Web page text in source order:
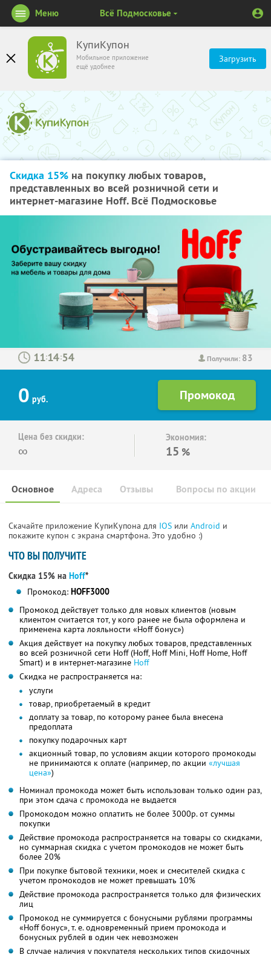
КупиКупон
Мобильное приложение
ещё удобнее
Загрузить
Меню Всё Подмосковье
Скидка 15% на покупку любых товаров,
представленных во всей розничной сети и
интернет-магазине Hoff. Всё Подмосковье
Получили: 83
: :
0 руб.
Цена без скидки:
∞
Экономия:
15 %
Основное Отзывы Вопросы по акции
Адреса
Скачайте приложение КупиКупона для IOS или Android и
покажите купон с экрана смартфона. Это удобно :)
ЧТО ВЫ ПОЛУЧИТЕ
Скидка 15% на Hoff*
Промокод: HOFF3000
Промокод действует только для новых клиентов (новым
клиентом считается тот, у кого ранее не была оформлена и
применена карта лояльности «Hoff бонус»)
Акция действует на покупку любых товаров, представленных
во всей розничной сети Hoff (Hoff, Hoff Mini, Hoff Home, Hoff
Smart) и в интернет-магазине Hoff
Скидка не распространяется на:
услуги
товар, приобретаемый в кредит
доплату за товар, по которому ранее была внесена
предоплата
покупку подарочных карт
акционный товар, по условиям акции которого промокоды
не принимаются к оплате (например, по акции «лучшая
цена»)
Номинал промокода может быть использован только один раз,
при этом сдача с промокода не выдается
Промокодом можно оплатить не более 3000р. от суммы
покупки
Действие промокода распространяется на товары со скидками,
но суммарная скидка с учетом промокодов не может быть
более 20%
При покупке бытовой техники, моек и смесителей скидка с
учетом промокодов не может превышать 10%
Действие промокода распространяется только для физических
лиц
Промокод не суммируется с бонусными рублями программы
«Hoff бонус», т. е. одновременный прием промокода и
бонусных рублей в один чек невозможен
В случае наличия у покупателя нескольких типов скидочных